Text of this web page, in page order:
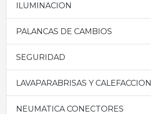
ILUMINACION
PALANCAS DE CAMBIOS
SEGURIDAD
LAVAPARABRISAS Y CALEFACCION
NEUMATICA CONECTORES